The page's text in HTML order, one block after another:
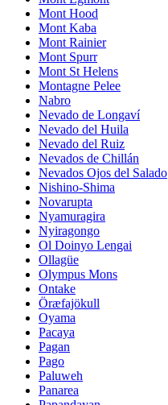
Mont Hood
Mont Kaba
Mont Rainier
Mont Spurr
Mont St Helens
Montagne Pelee
Nabro
Nevado de Longaví
Nevado del Huila
Nevado del Ruiz
Nevados de Chillán
Nevados Ojos del Salado
Nishino-Shima
Novarupta
Nyamuragira
Nyiragongo
Ol Doinyo Lengai
Ollagüe
Olympus Mons
Ontake
Öræfajökull
Oyama
Pacaya
Pagan
Pago
Paluweh
Panarea